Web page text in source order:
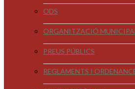
ODS
ORGANITZACIÓ MUNICIPAL
PREUS PÚBLICS
REGLAMENTS I